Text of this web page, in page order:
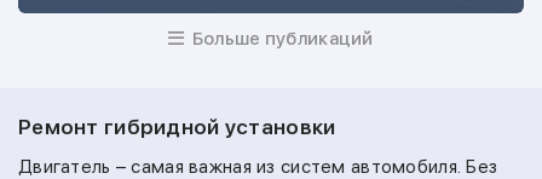
Больше публикаций
Ремонт гибридной установки
Двигатель – самая важная из систем автомобиля. Без